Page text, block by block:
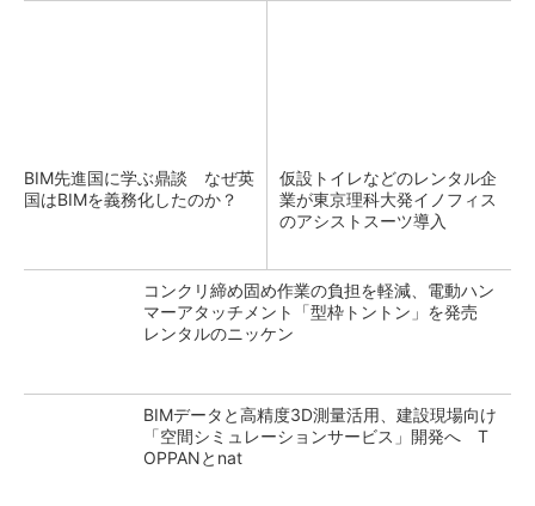
BIM先進国に学ぶ鼎談 なぜ英
国はBIMを義務化したのか？
仮設トイレなどのレンタル企
業が東京理科大発イノフィス
のアシストスーツ導入
コンクリ締め固め作業の負担を軽減、電動ハン
マーアタッチメント「型枠トントン」を発売
レンタルのニッケン
BIMデータと高精度3D測量活用、建設現場向け
「空間シミュレーションサービス」開発へ T
OPPANとnat